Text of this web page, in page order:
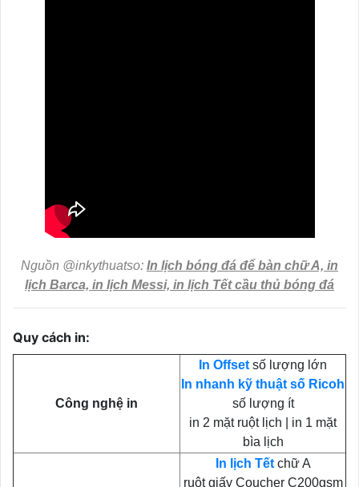
Nguồn @inkythuatso: In lịch bóng đá để bàn chữ A, in
lịch Barca, in lịch Messi, in lịch Tết cầu thủ bóng đá
Quy cách in:
Công nghệ in
In Offsetsố lượng lớn
In nhanh kỹ thuật số Ricoh
số lượng ít
in 2 mặt ruột lịch | in 1 mặt
bìa lịch
In lịch Tếtchữ A
ruột giấy Coucher C200gsm